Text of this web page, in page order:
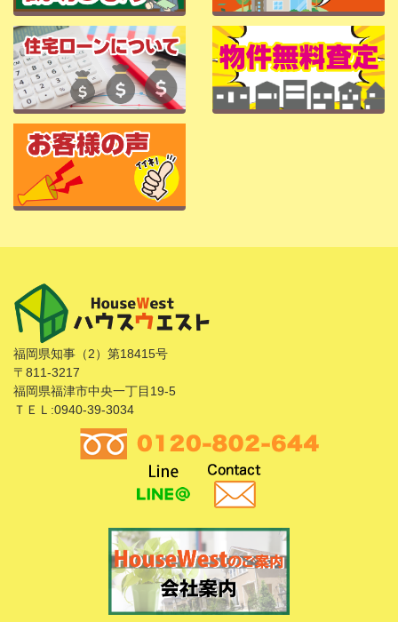
福岡県知事（2）第18415号
〒811-3217
福岡県福津市中央一丁目19-5
ＴＥＬ:0940-39-3034